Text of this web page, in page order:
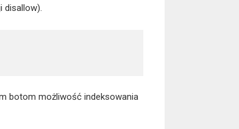
disallow).
botom możliwość indeksowania